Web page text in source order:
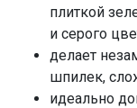
плиткой
и серого
делает
шпилек,
идеально